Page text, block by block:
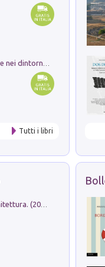
Tutti i libri
Dromos. Libro periodico di architettura. (2026). Vol. 15: Post-model